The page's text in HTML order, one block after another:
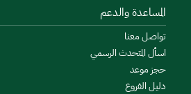
المساعدة والدعم
تواصل معنا
اسأل المتحدث الرسمي
حجز موعد
دليل الفروع